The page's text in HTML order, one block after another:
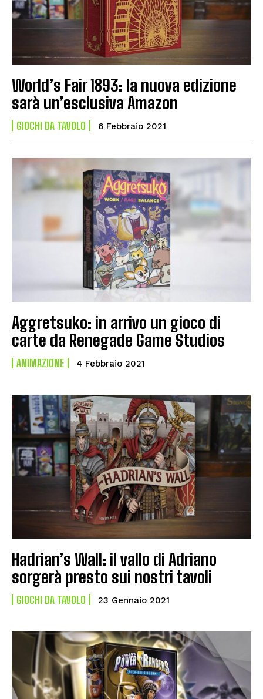
World’s Fair 1893: la nuova edizione
sarà un’esclusiva Amazon
GIOCHI DA TAVOLO 6 Febbraio 2021
Aggretsuko: in arrivo un gioco di
carte da Renegade Game Studios
ANIMAZIONE 4 Febbraio 2021
Hadrian’s Wall: il vallo di Adriano
sorgerà presto sui nostri tavoli
GIOCHI DA TAVOLO 23 Gennaio 2021